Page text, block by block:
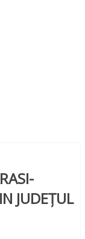
JUDEȚUL